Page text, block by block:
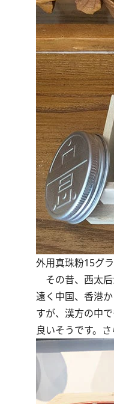
外用真珠粉15グ
その昔、西太后
遠く中国、香港
すが、漢方の中
良いそうです。